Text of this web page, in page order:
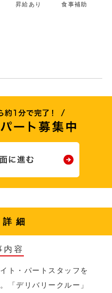
昇給あり 食事補助
細
内容
ト・パートスタッフを
「デリバリークルー」